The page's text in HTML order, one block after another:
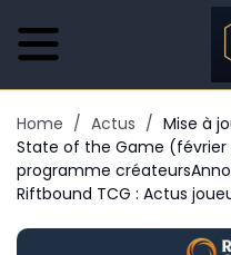
Home / Actus / Mise à
State of the Game (février
programme
Riftbound TCG : Actus